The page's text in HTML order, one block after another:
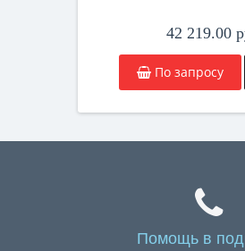
42 219.00
По запросу
Помощь в